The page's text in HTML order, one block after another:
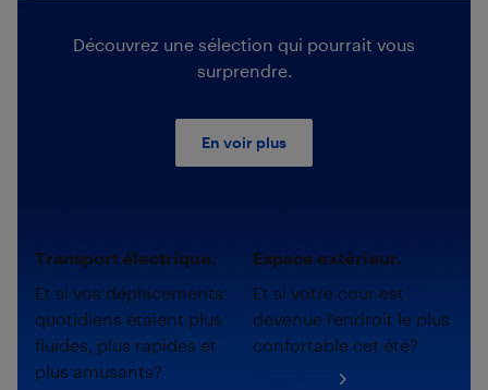
Découvrez une sélection qui pourrait vous
surprendre.
En voir plus
Transport électrique.
Et si vos déplacements
quotidiens étaient plus
fluides, plus rapides et
plus amusants?
Espace extérieur.
Et si votre cour est
devenue l'endroit le plus
confortable cet été?